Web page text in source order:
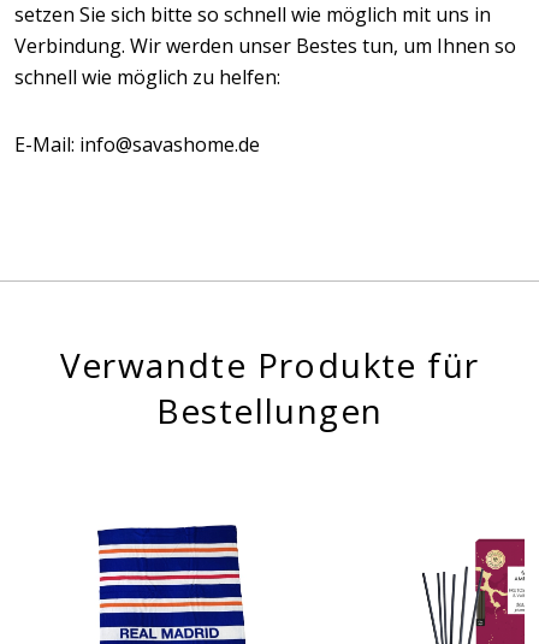
setzen Sie sich bitte so schnell wie möglich mit uns in
Verbindung. Wir werden unser Bestes tun, um Ihnen so
schnell wie möglich zu helfen:
E-Mail: info@savashome.de
Verwandte Produkte für
Bestellungen